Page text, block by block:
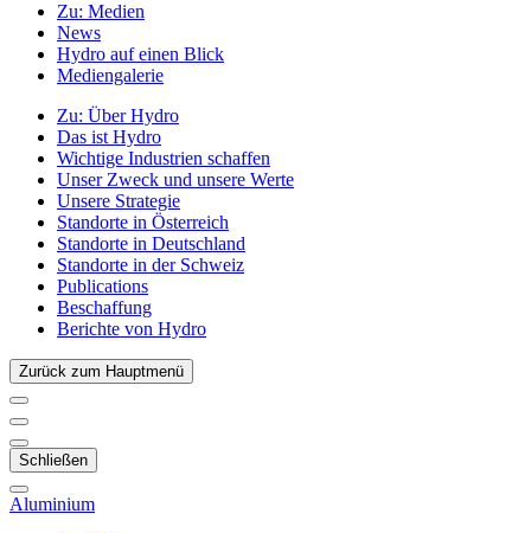
Zu: Medien
News
Hydro auf einen Blick
Mediengalerie
Zu: Über Hydro
Das ist Hydro
Wichtige Industrien schaffen
Unser Zweck und unsere Werte
Unsere Strategie
Standorte in Österreich
Standorte in Deutschland
Standorte in der Schweiz
Publications
Beschaffung
Berichte von Hydro
Zurück zum Hauptmenü
Schließen
Aluminium